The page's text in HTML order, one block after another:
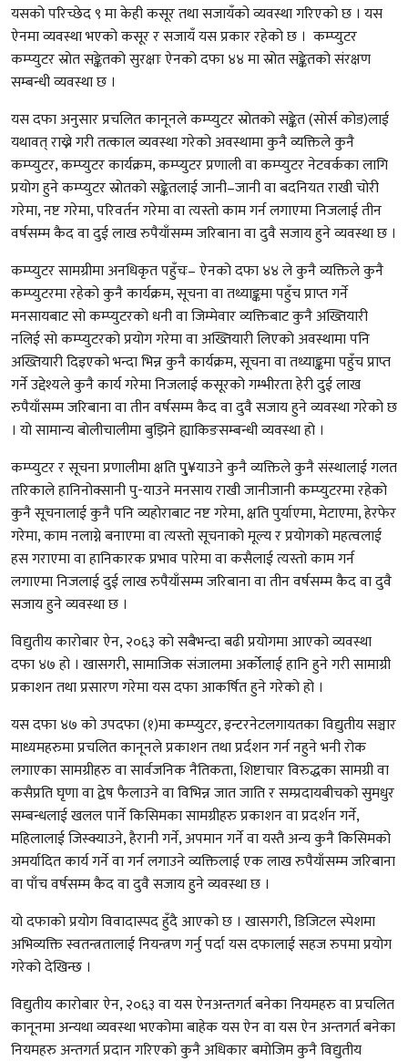
यसको परिच्छेद ९ मा केही कसूर तथा सजायँको व्यवस्था गरिएको छ । यस
ऐनमा व्यवस्था भएको कसूर र सजायँ यस प्रकार रहेको छ । कम्प्युटर
कम्प्युटर स्रोत सङ्केतको सुरक्षाः ऐनको दफा ४४ मा स्रोत सङ्केतको संरक्षण
सम्बन्धी व्यवस्था छ ।
यस दफा अनुसार प्रचलित कानूनले कम्प्युटर स्रोतको सङ्केत (सोर्स कोड)लाई
यथावत् राख्ने गरी तत्काल व्यवस्था गरेको अवस्थामा कुनै व्यक्तिले कुनै
कम्प्युटर, कम्प्युटर कार्यक्रम, कम्प्युटर प्रणाली वा कम्प्युटर नेटवर्कका लागि
प्रयोग हुने कम्प्युटर स्रोतको सङ्केतलाई जानी–जानी वा बदनियत राखी चोरी
गरेमा, नष्ट गरेमा, परिवर्तन गरेमा वा त्यस्तो काम गर्न लगाएमा निजलाई तीन
वर्षसम्म कैद वा दुई लाख रुपैयाँसम्म जरिबाना वा दुवै सजाय हुने व्यवस्था छ ।
कम्प्युटर सामग्रीमा अनधिकृत पहुँचः– ऐनको दफा ४४ ले कुनै व्यक्तिले कुनै
कम्प्युटरमा रहेको कुनै कार्यक्रम, सूचना वा तथ्याङ्कमा पहुँच प्राप्त गर्ने
मनसायबाट सो कम्प्युटरको धनी वा जिम्मेवार व्यक्तिबाट कुनै अख्तियारी
नलिई सो कम्प्युटरको प्रयोग गरेमा वा अख्तियारी लिएको अवस्थामा पनि
अख्तियारी दिइएको भन्दा भिन्न कुनै कार्यक्रम, सूचना वा तथ्याङ्कमा पहुँच प्राप्त
गर्ने उद्देश्यले कुनै कार्य गरेमा निजलाई कसूरको गम्भीरता हेरी दुई लाख
रुपैयाँसम्म जरिबाना वा तीन वर्षसम्म कैद वा दुवै सजाय हुने व्यवस्था गरेको छ
। यो सामान्य बोलीचालीमा बुझिने ह्याकिङसम्बन्धी व्यवस्था हो ।
कम्प्युटर र सूचना प्रणालीमा क्षति पु्¥याउने कुनै व्यक्तिले कुनै संस्थालाई गलत
तरिकाले हानिनोक्सानी पु-याउने मनसाय राखी जानीजानी कम्प्युटरमा रहेको
कुनै सूचनालाई कुनै पनि व्यहोराबाट नष्ट गरेमा, क्षति पुर्याएमा, मेटाएमा, हेरफेर
गरेमा, काम नलाग्ने बनाएमा वा त्यस्तो सूचनाको मूल्य र प्रयोगको महत्वलाई
हस गराएमा वा हानिकारक प्रभाव पारेमा वा कसैलाई त्यस्तो काम गर्न
लगाएमा निजलाई दुई लाख रुपैयाँसम्म जरिबाना वा तीन वर्षसम्म कैद वा दुवै
सजाय हुने व्यवस्था छ ।
विद्युतीय कारोबार ऐन, २०६३ को सबैभन्दा बढी प्रयोगमा आएको व्यवस्था
दफा ४७ हो । खासगरी, सामाजिक संजालमा अर्कोलाई हानि हुने गरी सामाग्री
प्रकाशन तथा प्रसारण गरेमा यस दफा आकर्षित हुने गरेको हो ।
यस दफा ४७ को उपदफा (१)मा कम्प्युटर, इन्टरनेटलगायतका विद्युतीय सञ्चार
माध्यमहरुमा प्रचलित कानूनले प्रकाशन तथा प्रर्दशन गर्न नहुने भनी रोक
लगाएका सामग्रीहरु वा सार्वजनिक नैतिकता, शिष्टाचार विरुद्धका सामग्री वा
कसैप्रति घृणा वा द्वेष फैलाउने वा विभिन्न जात जाति र सम्प्रदायबीचको सुमधुर
सम्बन्धलाई खलल पार्ने किसिमका सामग्रीहरु प्रकाशन वा प्रदर्शन गर्ने,
महिलालाई जिस्क्याउने, हैरानी गर्ने, अपमान गर्ने वा यस्तै अन्य कुनै किसिमको
अमर्यादित कार्य गर्ने वा गर्न लगाउने व्यक्तिलाई एक लाख रुपैयाँसम्म जरिबाना
वा पाँच वर्षसम्म कैद वा दुवै सजाय हुने व्यवस्था छ ।
यो दफाको प्रयोग विवादास्पद हुँदै आएको छ । खासगरी, डिजिटल स्पेशमा
अभिव्यक्ति स्वतन्त्रतालाई नियन्त्रण गर्नु पर्दा यस दफालाई सहज रुपमा प्रयोग
गरेको देखिन्छ ।
विद्युतीय कारोबार ऐन, २०६३ वा यस ऐनअन्तगर्त बनेका नियमहरु वा प्रचलित
कानूनमा अन्यथा व्यवस्था भएकोमा बाहेक यस ऐन वा यस ऐन अन्तगर्त बनेका
नियमहरु अन्तगर्त प्रदान गरिएको कुनै अधिकार बमोजिम कुनै विद्युतीय